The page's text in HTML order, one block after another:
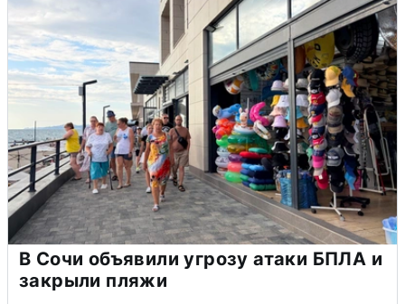
В Сочи объявили угрозу атаки БПЛА и
закрыли пляжи